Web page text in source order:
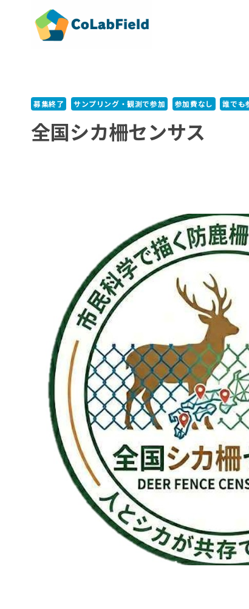
募集終了 サンプリング・観測で参加 参加費なし 誰でも
全国シカ柵センサス